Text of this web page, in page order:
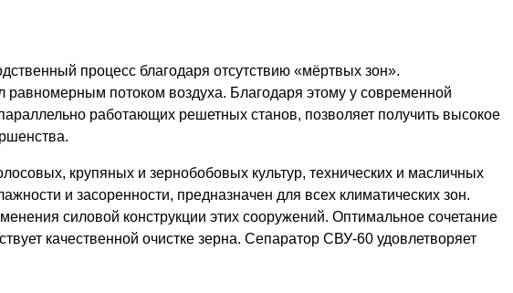
процесс благодаря отсутствию «мёртвых зон».
равномерным потоком воздуха. Благодаря этому у современной
работающих решетных станов, позволяет получить высокое
крупяных и зернобобовых культур, технических и масличных
и засоренности, предназначен для всех климатических зон.
силовой конструкции этих сооружений. Оптимальное сочетание
качественной очистке зерна. Сепаратор СВУ-60 удовлетворяет